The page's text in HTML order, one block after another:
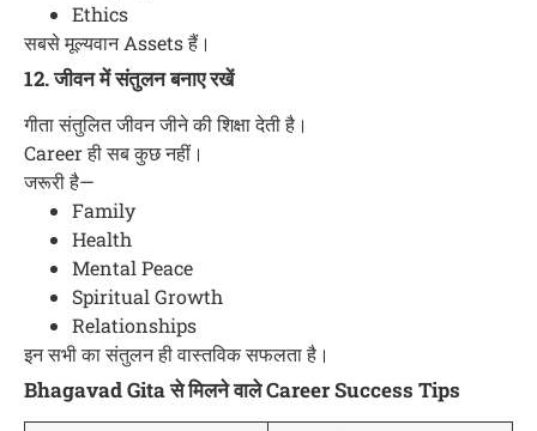
Ethics
सबसे मूल्यवान Assets हैं।
12. जीवन में संतुलन बनाए रखें
गीता संतुलित जीवन जीने की शिक्षा देती है।
Career ही सब कुछ नहीं।
जरूरी है—
Family
Health
Mental Peace
Spiritual Growth
Relationships
इन सभी का संतुलन ही वास्तविक सफलता है।
Bhagavad Gita से मिलने वाले Career Success Tips